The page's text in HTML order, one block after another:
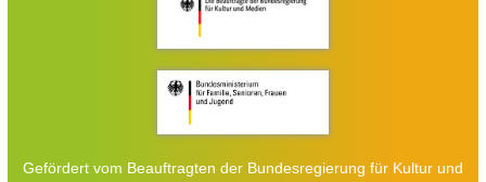
Gefördert vom Beauftragten der Bundesregierung für Kultur und